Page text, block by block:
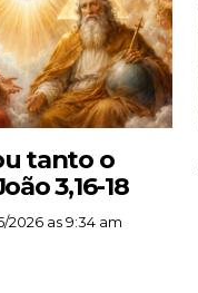
tanto o
3,16-18
2026 as 9:34 am